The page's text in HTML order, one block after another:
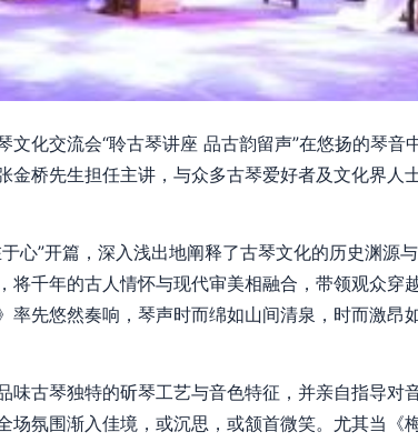
文化交流会“聆古琴讲座 品古韵留声”在悠扬的琴音
金桥先生担任主讲，与众多古琴爱好者及文化界人
心”开篇，深入浅出地阐释了古琴文化的历史渊源
千年的古人情怀与现代审美相融合，带领观众穿
率先悠然奏响，琴声时而绵如山间清泉，时而激昂
味古琴独特的斫琴工艺与音色特征，并亲自指导对
场氛围渐入佳境，或沉思，或颔首微笑。尤其当《